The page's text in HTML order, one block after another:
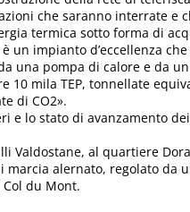
che saranno interrate e
termica sotto forma di
un impianto d’eccellenza
una pompa di calore e da
10 mila TEP, tonnellate
di CO2».
e lo stato di avanzamento
Valdostane, al quartiere
marcia alernato, regolato da
du Mont.